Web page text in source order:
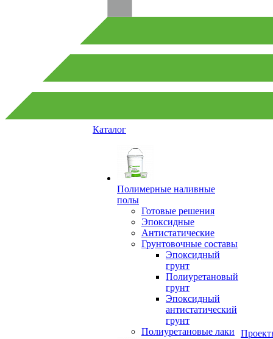
Каталог
Полимерные наливные
полы
Готовые решения
Эпоксидные
Антистатические
Грунтовочные составы
Эпоксидный
грунт
Полиуретановый
грунт
Эпоксидный
антистатический
грунт
Полиуретановые лаки